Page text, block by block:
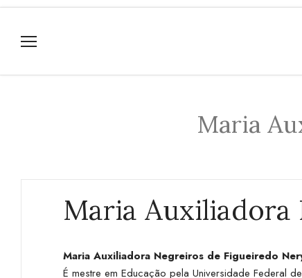
Maria
Maria
Maria Auxiliadora Negreiros de Figueiredo
É mestre em Educação pela Universidade Federal